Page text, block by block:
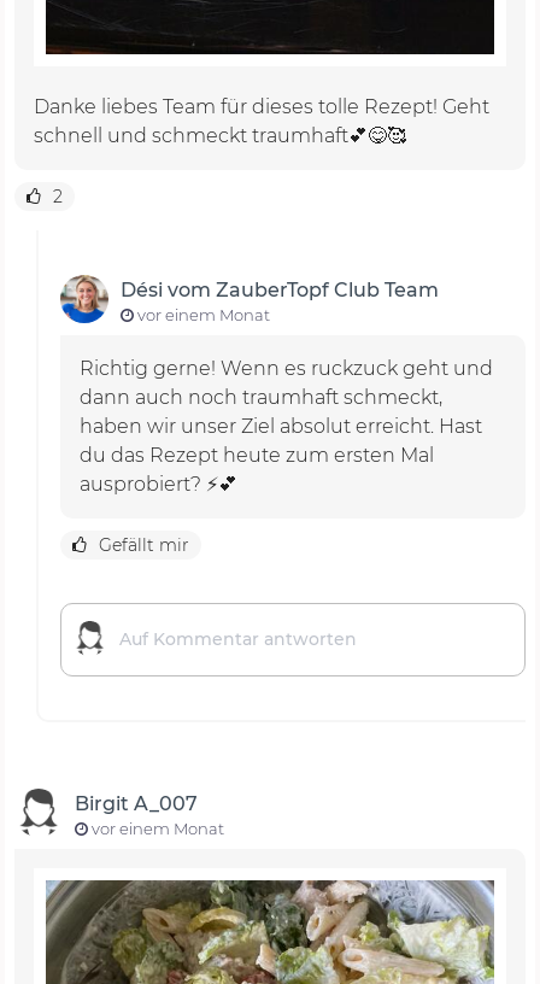
Danke liebes Team für dieses tolle Rezept! Geht
schnell und schmeckt traumhaft💕😋🥰
2
Dési vom ZauberTopf Club Team
vor einem Monat
Richtig gerne! Wenn es ruckzuck geht und
dann auch noch traumhaft schmeckt,
haben wir unser Ziel absolut erreicht. Hast
du das Rezept heute zum ersten Mal
ausprobiert? ⚡💕
Gefällt mir
Birgit A_007
vor einem Monat